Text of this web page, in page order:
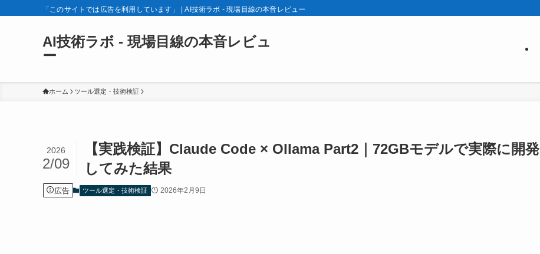
「このサイトでは広告を利用しています」 | AI技術ラボ - 現場目線の本音レビュー
AI技術ラボ - 現場目線の本音レビュ
ー
ホーム ツール選定・技術検証
【実践検証】Claude Code × Ollama Part2｜72GBモデルで実際に開発
してみた結果
2026
2/09
広告 ツール選定・技術検証 2026年2月9日